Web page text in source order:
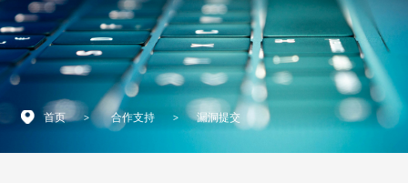
关于我们
合作支持
新闻中心
首页 > 合作支持 > 漏洞提交